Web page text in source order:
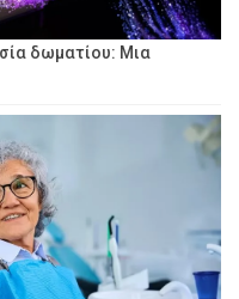
δωματίου: Μια